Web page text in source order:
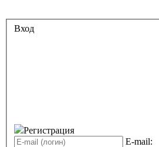
Вход
Регистрация
E-mail: